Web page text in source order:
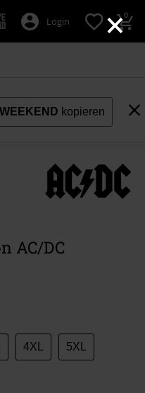
×
Login 0
WEEKEND kopieren
AC/DC
4XL 5XL